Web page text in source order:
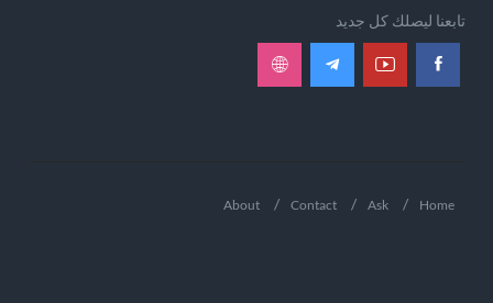
تابعنا ليصلك كل جديد
Home
Ask
Contact
About